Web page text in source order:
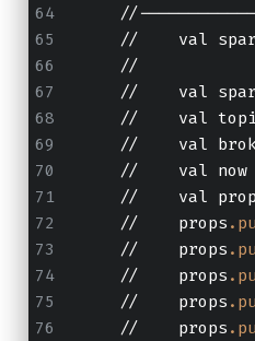
//    val
    //
//    val
//    val
//    val
//    val now
//    val
    //    props
    //    props
    //    props
    //    props
    //    props